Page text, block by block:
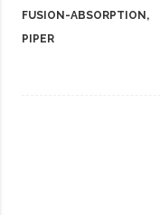
FUSION-
PIPER